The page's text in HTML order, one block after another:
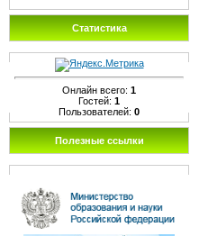
Статистика
Онлайн всего: 1
Гостей: 1
Пользователей: 0
Полезные ссылки